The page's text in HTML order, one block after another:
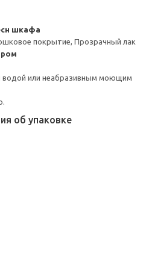
шкафа
покрытие, Прозрачный лак
водой или неабразивным моющим
об упаковке